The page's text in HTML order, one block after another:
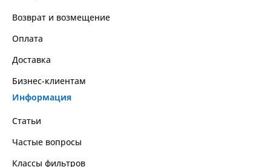
Возврат и возмещение
Оплата
Доставка
Бизнес-клиентам
Информация
Статьи
Частые вопросы
Классы фильтров